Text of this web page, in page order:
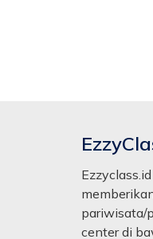
pariwisata/
center di